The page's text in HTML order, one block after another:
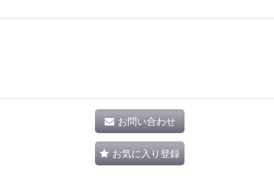
お問い合わせ
お気に入り登録